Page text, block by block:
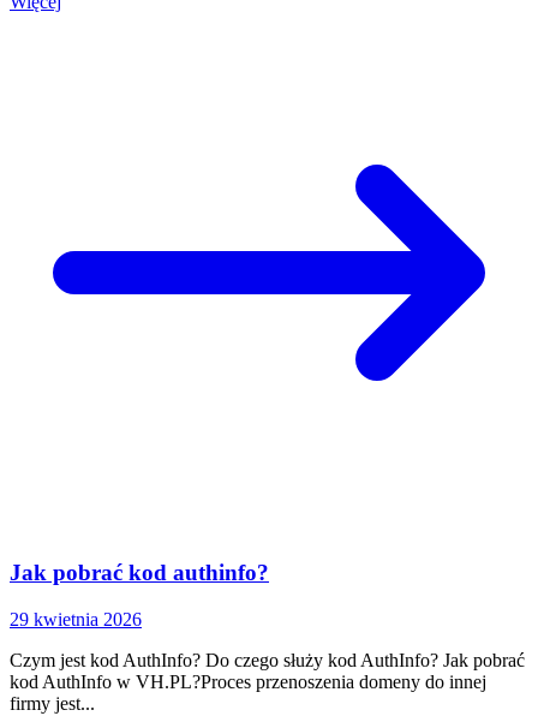
Jak pobrać kod authinfo?
29 kwietnia 2026
Czym jest kod AuthInfo? Do czego służy kod AuthInfo? Jak pobrać
kod AuthInfo w VH.PL?Proces przenoszenia domeny do innej
firmy jest...